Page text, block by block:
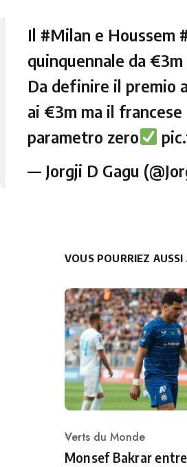
Il #Milan e Houssem
quinquennale da
Da definire il premio
ai €3m ma il
parametro zero
— Jorgji D Gagu
VOUS POURRIEZ AUSSI
Category
Verts du Monde
Monsef Bakrar entre